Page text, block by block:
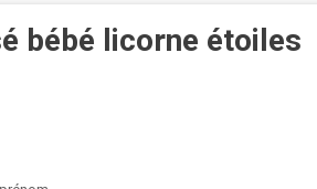
bébé licorne étoiles